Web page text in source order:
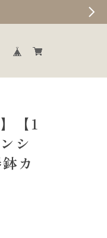
【1
シ
カ